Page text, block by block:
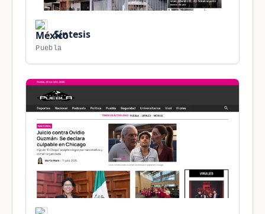
Síntesis
Puebla